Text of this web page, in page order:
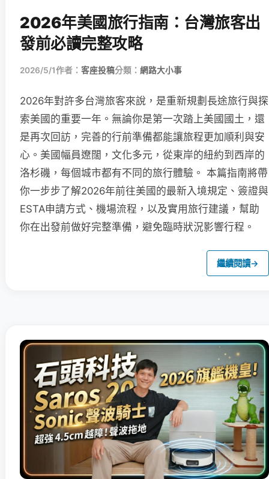
2026年美國旅行指南：台灣旅客出
發前必讀完整攻略
2026/5/1作者： 客座投稿分類： 網路大小事
2026年對許多台灣旅客來說，是重新規劃長途旅行與探
索美國的重要一年。無論你是第一次踏上美國國土，還
是再次回訪，完善的行前準備都能讓旅程更加順利與安
心。美國幅員遼闊，文化多元，從東岸的紐約到西岸的
洛杉磯，每個城市都有不同的旅行體驗。 本篇指南將帶
你一步步了解2026年前往美國的最新入境規定、簽證與
ESTA申請方式、機場流程，以及實用旅行建議，幫助
你在出發前做好完整準備，避免臨時狀況影響行程。
繼續閱讀→